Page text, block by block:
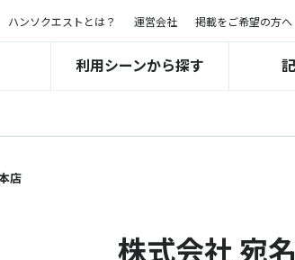
ハンソクエストとは？ 運営会社 掲載をご希望の方へ
利用シーンから探す
店
株式会社 宛